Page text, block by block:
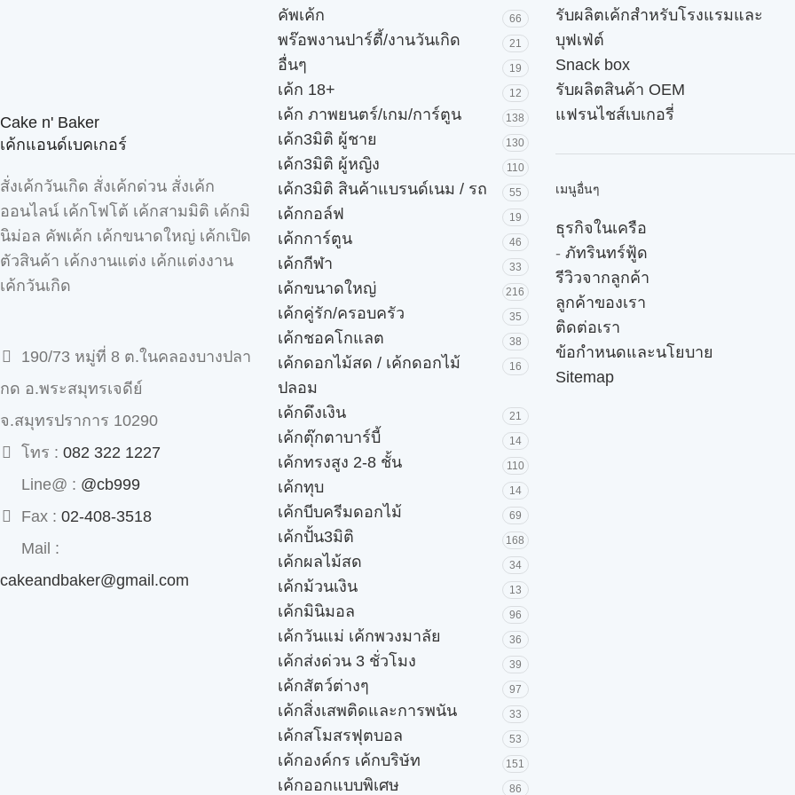
Cake n' Baker
เค้กแอนด์เบคเกอร์
สั่งเค้กวันเกิด สั่งเค้กด่วน สั่งเค้ก
ออนไลน์ เค้กโฟโต้ เค้กสามมิติ เค้กมิ
นิม่อล คัพเค้ก เค้กขนาดใหญ่ เค้กเปิด
ตัวสินค้า เค้กงานแต่ง เค้กแต่งงาน
เค้กวันเกิด
190/73 หมู่ที่ 8 ต.ในคลองบางปลา
กด อ.พระสมุทรเจดีย์
จ.สมุทรปราการ 10290
โทร : 082 322 1227
Line@ : @cb999
Fax : 02-408-3518
Mail :
cakeandbaker@gmail.com
คัพเค้ก 66
พร๊อพงานปาร์ตี้/งานวันเกิด 21
อื่นๆ 19
เค้ก 18+ 12
เค้ก ภาพยนตร์/เกม/การ์ตูน 138
เค้ก3มิติ ผู้ชาย 130
เค้ก3มิติ ผู้หญิง 110
เค้ก3มิติ สินค้าแบรนด์เนม / รถ 55
เค้กกอล์ฟ 19
เค้กการ์ตูน 46
เค้กกีฬา 33
เค้กขนาดใหญ่ 216
เค้กคู่รัก/ครอบครัว 35
เค้กชอคโกแลต 38
เค้กดอกไม้สด / เค้กดอกไม้
ปลอม
16
เค้กดึงเงิน 21
เค้กตุ๊กตาบาร์บี้ 14
เค้กทรงสูง 2-8 ชั้น 110
เค้กทุบ 14
เค้กบีบครีมดอกไม้ 69
เค้กปั้น3มิติ 168
เค้กผลไม้สด 34
เค้กม้วนเงิน 13
เค้กมินิมอล 96
เค้กวันแม่ เค้กพวงมาลัย 36
เค้กส่งด่วน 3 ชั่วโมง 39
เค้กสัตว์ต่างๆ 97
เค้กสิ่งเสพติดและการพนัน 33
เค้กสโมสรฟุตบอล 53
เค้กองค์กร เค้กบริษัท 151
เค้กออกแบบพิเศษ 86
รับผลิตเค้กสำหรับโรงแรมและ
บุฟเฟ่ต์
Snack box
รับผลิตสินค้า OEM
แฟรนไชส์เบเกอรี่
เมนูอื่นๆ
ธุรกิจในเครือ
- ภัทรินทร์ฟู้ด
รีวิวจากลูกค้า
ลูกค้าของเรา
ติดต่อเรา
ข้อกำหนดและนโยบาย
Sitemap